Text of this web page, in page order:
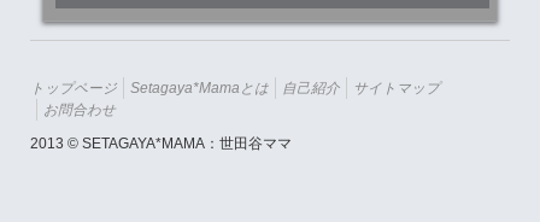
トップページ Setagaya*mamaとは 自己紹介
サイトマップ
お問合わせ
2013 © SETAGAYA*MAMA：世田谷ママ